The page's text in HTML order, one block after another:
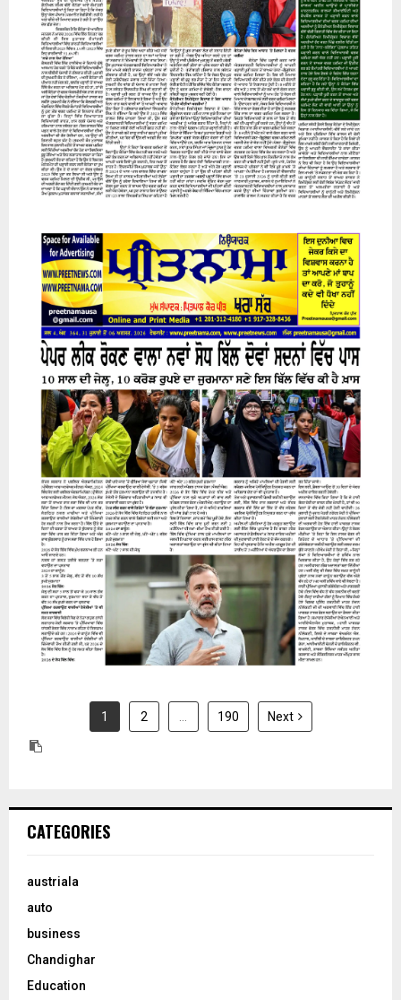
07 August 2026
31 July 2026
1 2 190 Next
CATEGORIES
austriala
auto
business
Chandighar
Education